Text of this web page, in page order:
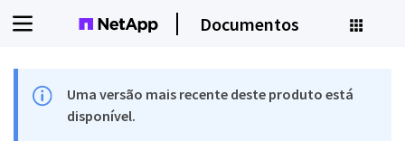
Documentos
Uma versão mais recente deste produto está
disponível.